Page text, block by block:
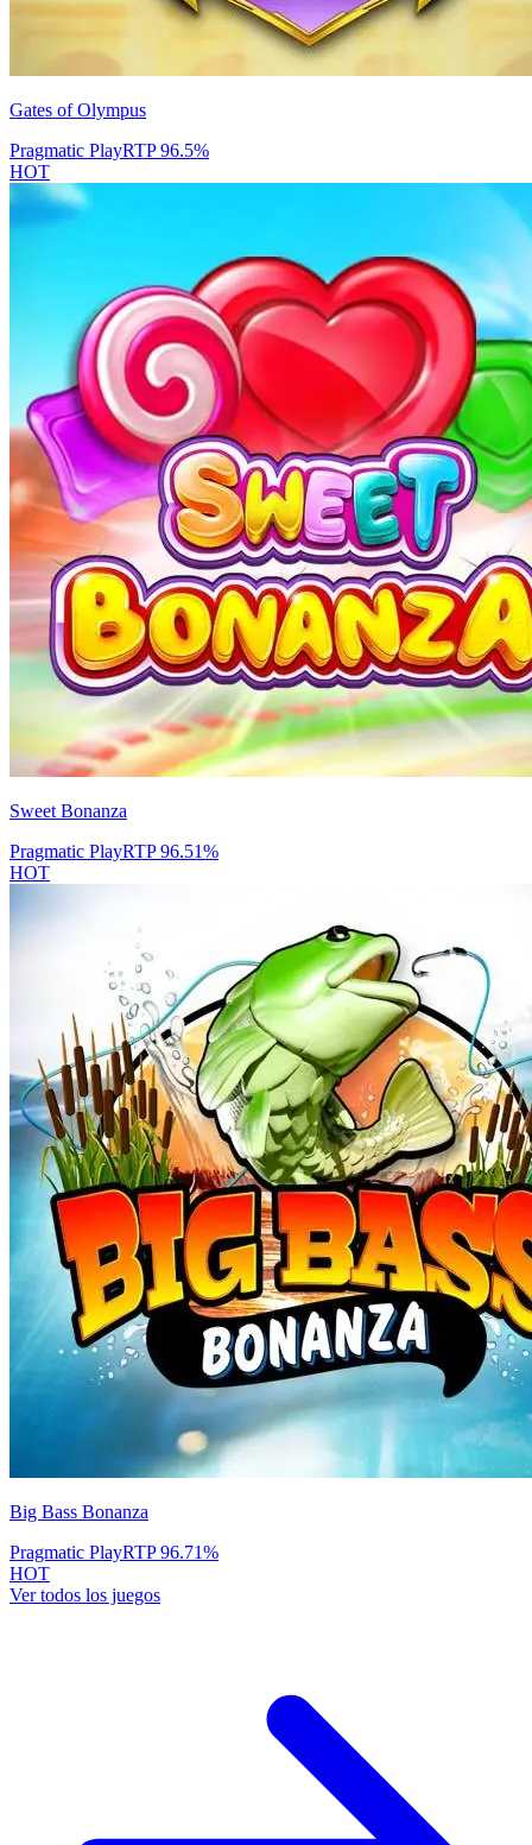
Gates of Olympus
Pragmatic PlayRTP96.5%
HOT
Sweet Bonanza
Pragmatic PlayRTP96.51%
HOT
Big Bass Bonanza
Pragmatic PlayRTP96.71%
HOT
Ver todos los juegos